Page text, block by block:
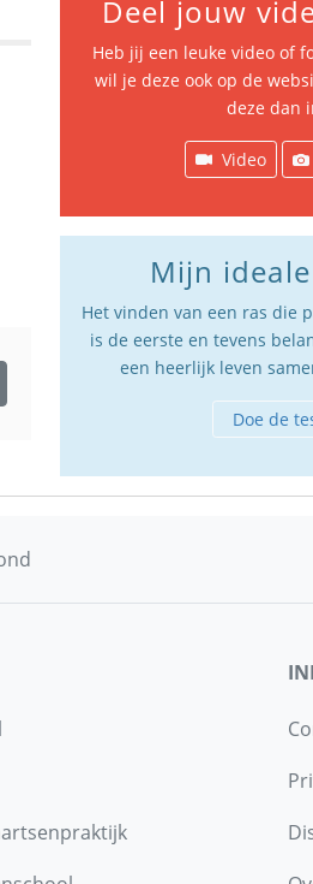
Deel jouw
Heb jij een leuke video of
wil je deze ook op de
deze dan
Video
Mijn
Het vinden van een ras die
is de eerste en tevens
een heerlijk leven
Doe de